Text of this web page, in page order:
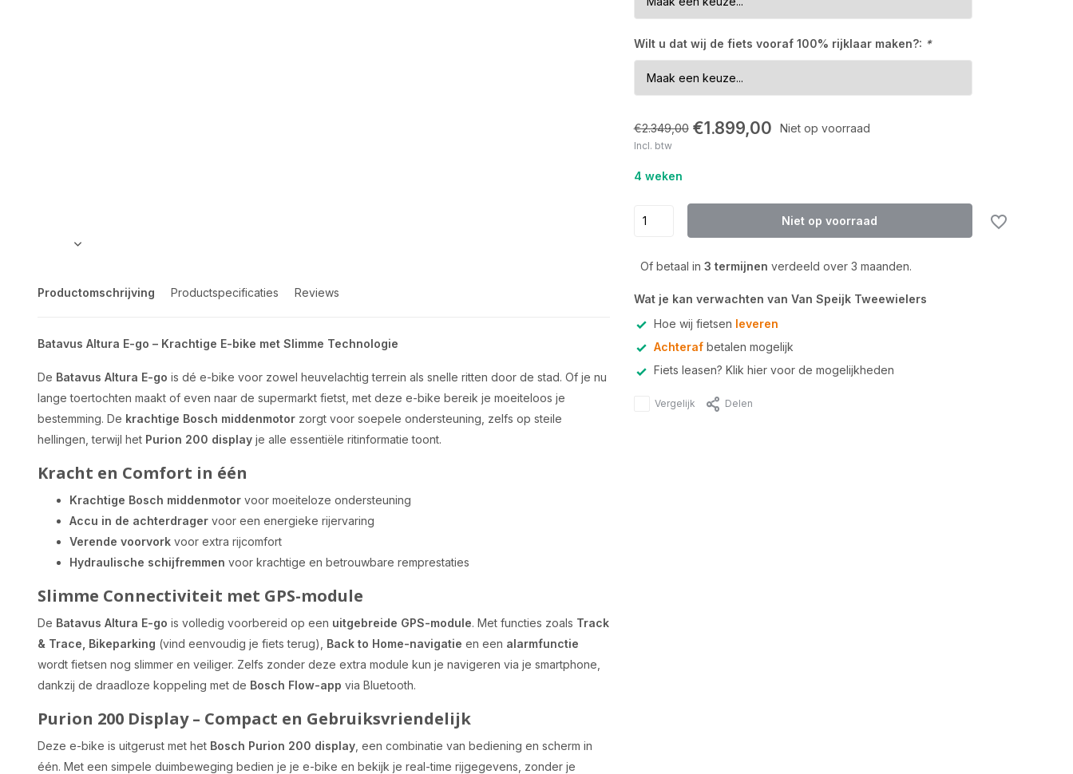
Productomschrijving Productspecificaties Reviews
Batavus Altura E-go – Krachtige E-bike met Slimme Technologie
De Batavus Altura E-go is dé e-bike voor zowel heuvelachtig terrein als snelle ritten door de stad. Of je nu
lange toertochten maakt of even naar de supermarkt fietst, met deze e-bike bereik je moeiteloos je
bestemming. De krachtige Bosch middenmotor zorgt voor soepele ondersteuning, zelfs op steile
hellingen, terwijl het Purion 200 display je alle essentiële ritinformatie toont.
Kracht en Comfort in één
Krachtige Bosch middenmotor voor moeiteloze ondersteuning
Accu in de achterdrager voor een energieke rijervaring
Verende voorvork voor extra rijcomfort
Hydraulische schijfremmen voor krachtige en betrouwbare remprestaties
Slimme Connectiviteit met GPS-module
De Batavus Altura E-go is volledig voorbereid op een uitgebreide GPS-module. Met functies zoals Track
& Trace, Bikeparking (vind eenvoudig je fiets terug), Back to Home-navigatie en een alarmfunctie
wordt fietsen nog slimmer en veiliger. Zelfs zonder deze extra module kun je navigeren via je smartphone,
dankzij de draadloze koppeling met de Bosch Flow-app via Bluetooth.
Purion 200 Display – Compact en Gebruiksvriendelijk
Deze e-bike is uitgerust met het Bosch Purion 200 display , een combinatie van bediening en scherm in
één. Met een simpele duimbeweging bedien je je e-bike en bekijk je real-time rijgegevens, zonder je
Wilt u dat wij de fiets vooraf 100% rijklaar maken?: *
€2.349,00 €1.899,00 Niet op voorraad
Incl. btw
4 weken
Niet op voorraad
Of betaal in 3 termijnen verdeeld over 3 maanden.
Wat je kan verwachten van Van Speijk Tweewielers
Hoe wij fietsen leveren
Achterafbetalen mogelijk
Fiets leasen? Klik hier voor de mogelijkheden
Vergelijk Delen